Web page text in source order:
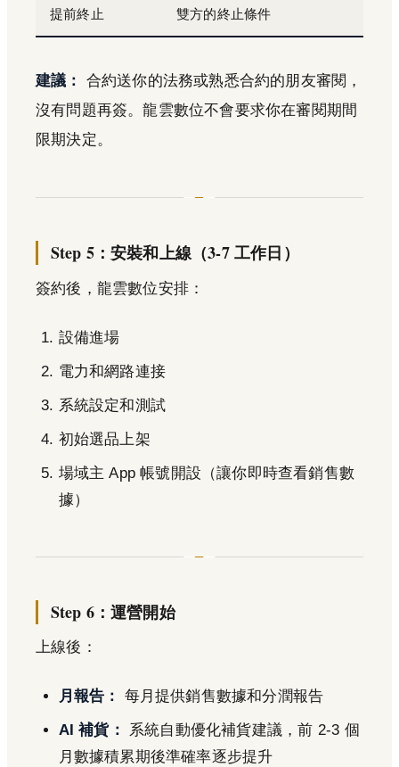
提前終止 雙方的終止條件
建議：
合約送你的法務或熟悉合約的朋友審閱，
沒有問題再簽。龍雲數位不會要求你在審閱期間
限期決定。
Step 5：安裝和上線（3-7 工作日）
簽約後，龍雲數位安排：
設備進場
電力和網路連接
系統設定和測試
初始選品上架
場域主 App 帳號開設（讓你即時查看銷售數
據）
Step 6：運營開始
上線後：
月報告：
每月提供銷售數據和分潤報告
AI 補貨：
系統自動優化補貨建議，前 2-3 個
月數據積累期後準確率逐步提升